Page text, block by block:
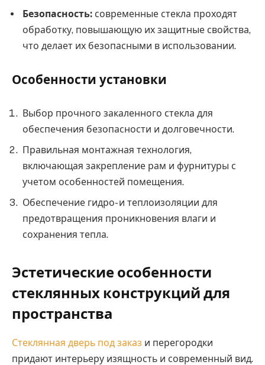
Безопасность: современные стекла проходят
обработку, повышающую их защитные свойства,
что делает их безопасными в использовании.
Особенности установки
Выбор прочного закаленного стекла для
обеспечения безопасности и долговечности.
Правильная монтажная технология,
включающая закрепление рам и фурнитуры с
учетом особенностей помещения.
Обеспечение гидро- и теплоизоляции для
предотвращения проникновения влаги и
сохранения тепла.
Эстетические особенности
стеклянных конструкций для
пространства
Стеклянная дверь под заказ и перегородки
придают интерьеру изящность и современный вид.